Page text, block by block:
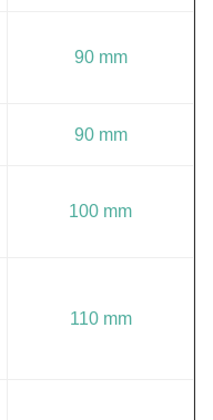
90 mm
90 mm
100 mm
110 mm